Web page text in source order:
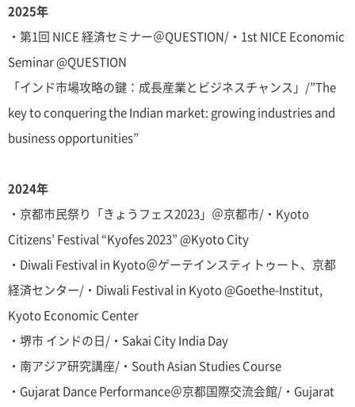
2025年
・第1回 NICE 経済セミナー＠QUESTION/・1st NICE Economic
Seminar @QUESTION
「インド市場攻略の鍵：成長産業とビジネスチャンス」/”The
key to conquering the Indian market: growing industries and
business opportunities”
2024年
・京都市民祭り「きょうフェス2023」＠京都市/・Kyoto
Citizens’ Festival “Kyofes 2023” @Kyoto City
・Diwali Festival in Kyoto＠ゲーテインスティトゥート、京都
経済センター/・Diwali Festival in Kyoto @Goethe-Institut,
Kyoto Economic Center
・堺市 インドの日/・Sakai City India Day
・南アジア研究講座/・South Asian Studies Course
・Gujarat Dance Performance＠京都国際交流会館/・Gujarat